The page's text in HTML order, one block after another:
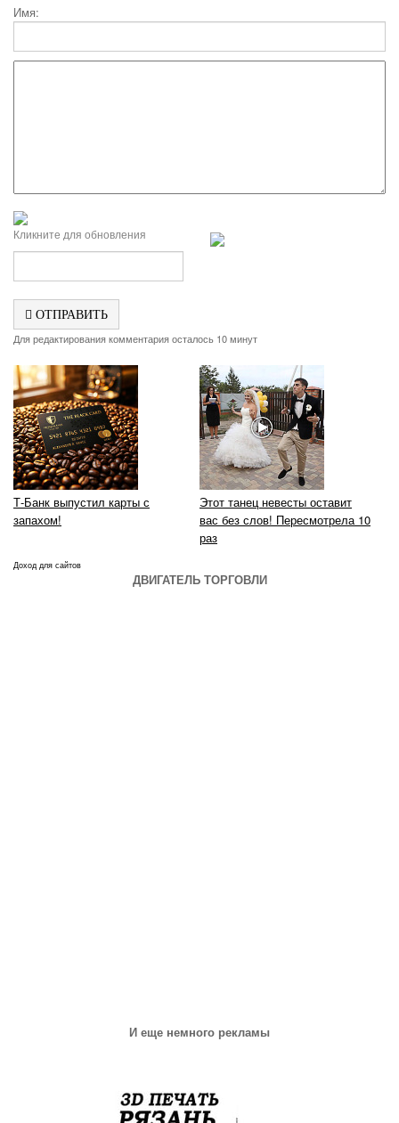
Имя:
Кликните для обновления
ОТПРАВИТЬ
Для редактирования комментария осталось 10 минут
Т-Банк выпустил карты с
запахом!
Этот танец невесты оставит
вас без слов! Пересмотрела 10
раз
Доход для сайтов
ДВИГАТЕЛЬ ТОРГОВЛИ
И еще немного рекламы